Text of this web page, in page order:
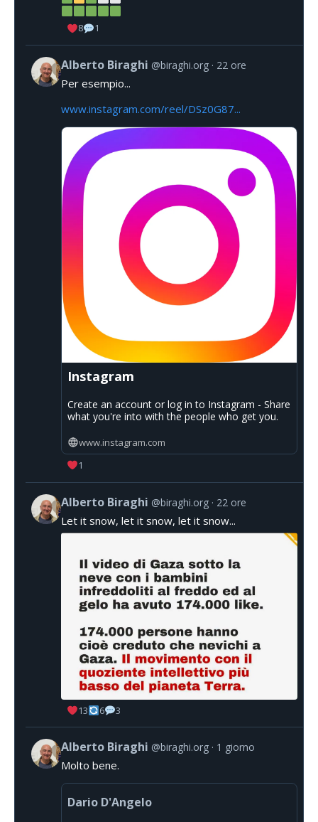
8 1
Alberto Biraghi @biraghi.org 22 ore
Per esempio...
www.instagram.com/reel/DSz0G87...
Instagram
Create an account or log in to Instagram - Share
what you're into with the people who get you.
www.instagram.com
1
Alberto Biraghi @biraghi.org 22 ore
Let it snow, let it snow, let it snow...
13 6 3
Alberto Biraghi @biraghi.org 1 giorno
Molto bene.
Dario D'Angelo